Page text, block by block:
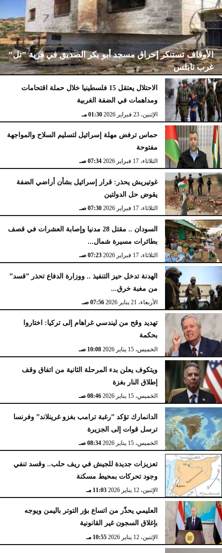
الأوقاف تستنكر إحراق مسجد أبو بكر الصديق في قرية ”تل”
غرب نابلس
الإثنين، 23 فبراير 2026 02:15 مـ
الاحتلال يعتقل 15 فلسطينيا خلال حملة اقتحامات
ومداهمات في الضفة الغربية
الإثنين، 23 فبراير 2026 01:30 مـ
حماس ترفض مهلة إسرائيل لتسليم السلاح والمواجهة
مفتوحة
الثلاثاء، 17 فبراير 2026 07:34 صـ
غوتيريش يحذر: قرار إسرائيل بشأن أراضي الضفة
يقوض حل الدولتين
الثلاثاء، 17 فبراير 2026 07:30 صـ
السودان .. مقتل 28 مدنيا وإصابة العشرات في قصف
بطائرات مسيرة شمال...
الثلاثاء، 17 فبراير 2026 07:23 صـ
الهدنة تدخل حيز التنفيذ .. ووزارة الدفاع تحذر ”قسد”
من مغبة خرق...
الأربعاء، 21 يناير 2026 07:56 صـ
تهديد وقح من ليندسي غراهام إلى تركيا: اختاروا
بحكمة
الخميس، 15 يناير 2026 10:08 صـ
ويتكوف يعلن بدء المرحلة الثانية من اتفاق وقف
إطلاق النار بغزة
الخميس، 15 يناير 2026 08:46 صـ
الدانمارك تؤكد ”رغبة ترامب بغزو غرينلاند” وفرنسا
ترسل قوات إلى الجزيرة
الخميس، 15 يناير 2026 08:34 صـ
تعزيزات جديدة للجيش في ريف حلب.. وقسد تنفي
وجود تحركات بمحيط مسكنة
الإثنين، 12 يناير 2026 11:03 مـ
العليمي يحذّر من اتساع بؤر التوتر باليمن ويوجه
بإغلاق السجون غير القانونية
الإثنين، 12 يناير 2026 10:55 مـ